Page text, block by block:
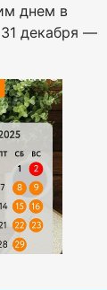
днем в
декабря —